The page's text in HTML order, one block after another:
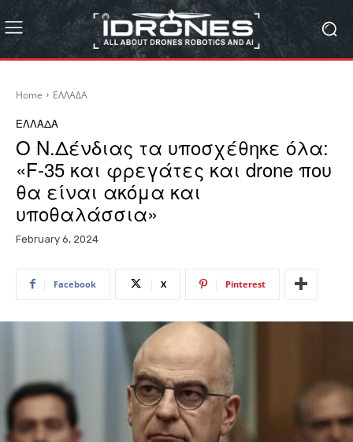
Home ΕΛΛΑΔΑ
ΕΛΛΑΔΑ
Ο Ν.Δένδιας τα υποσχέθηκε όλα:
«F-35 και φρεγάτες και drone που
θα είναι ακόμα και
υποθαλάσσια»
February 6, 2024
Facebook X Pinterest